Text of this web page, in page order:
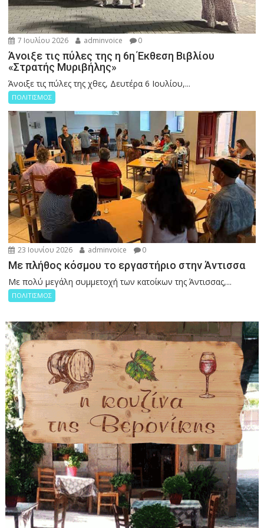
7 Ιουλίου 2026 adminvoice 0
Άνοιξε τις πύλες της η 6η Έκθεση Βιβλίου
«Στρατής Μυριβήλης»
Άνοιξε τις πύλες της χθες, Δευτέρα 6 Ιουλίου,...
ΠΟΛΙΤΙΣΜΟΣ
23 Ιουνίου 2026 adminvoice 0
Με πλήθος κόσμου το εργαστήριο στην Άντισσα
Με πολύ μεγάλη συμμετοχή των κατοίκων της Άντισσας,...
ΠΟΛΙΤΙΣΜΟΣ